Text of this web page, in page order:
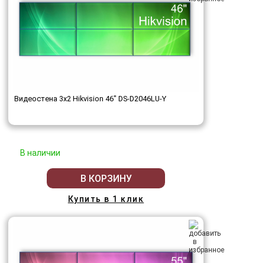
Видеостена 3x2 Hikvision 46" DS-D2046LU-Y
В наличии
В КОРЗИНУ
Купить в 1 клик